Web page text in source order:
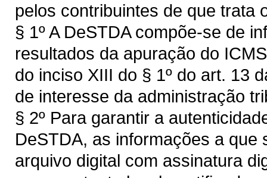
pelos contribuintes de que trata
§ 1º A DeSTDA compõe-se de
resultados da apuração do
do inciso XIII do § 1º do art. 13
de interesse da administração
§ 2º Para garantir a
DeSTDA, as informações a que
arquivo digital com assinatura